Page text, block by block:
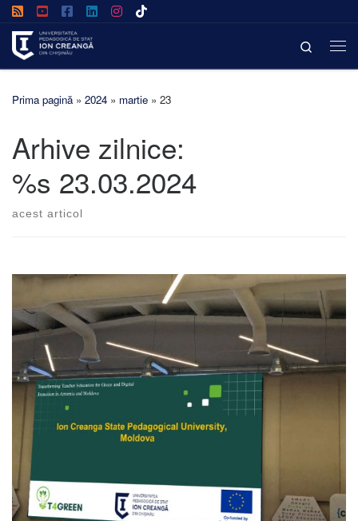
Search
Prima pagină » 2024 » martie » 23
Arhive zilnice:
%s 23.03.2024
acest articol